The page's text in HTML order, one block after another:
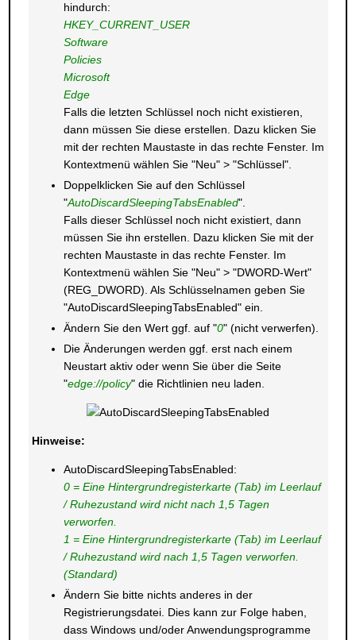
hindurch:
HKEY_CURRENT_USER
Software
Policies
Microsoft
Edge
Falls die letzten Schlüssel noch nicht existieren,
dann müssen Sie diese erstellen. Dazu klicken Sie
mit der rechten Maustaste in das rechte Fenster. Im
Kontextmenü wählen Sie "Neu" > "Schlüssel".
Doppelklicken Sie auf den Schlüssel
"AutoDiscardSleepingTabsEnabled".
Falls dieser Schlüssel noch nicht existiert, dann
müssen Sie ihn erstellen. Dazu klicken Sie mit der
rechten Maustaste in das rechte Fenster. Im
Kontextmenü wählen Sie "Neu" > "DWORD-Wert"
(REG_DWORD). Als Schlüsselnamen geben Sie
"AutoDiscardSleepingTabsEnabled" ein.
Ändern Sie den Wert ggf. auf "0" (nicht verwerfen).
Die Änderungen werden ggf. erst nach einem
Neustart aktiv oder wenn Sie über die Seite
"edge://policy" die Richtlinien neu laden.
Hinweise:
AutoDiscardSleepingTabsEnabled:
0 = Eine Hintergrundregisterkarte (Tab) im Leerlauf
/ Ruhezustand wird nicht nach 1,5 Tagen
verworfen.
1 = Eine Hintergrundregisterkarte (Tab) im Leerlauf
/ Ruhezustand wird nach 1,5 Tagen verworfen.
(Standard)
Ändern Sie bitte nichts anderes in der
Registrierungsdatei. Dies kann zur Folge haben,
dass Windows und/oder Anwendungsprogramme